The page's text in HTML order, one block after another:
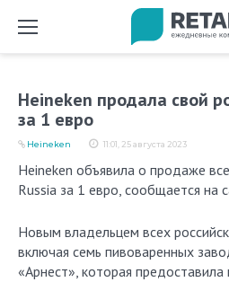
Heineken продала свой
за 1 евро
11:01, 25 августа 2023
Heineken
Heineken объявила о продаже все 100% акций Heineken
Russia за 1 евро, сообщается на
Новым владельцем всех
включая семь пивоваренных
«Арнест», которая предоставила